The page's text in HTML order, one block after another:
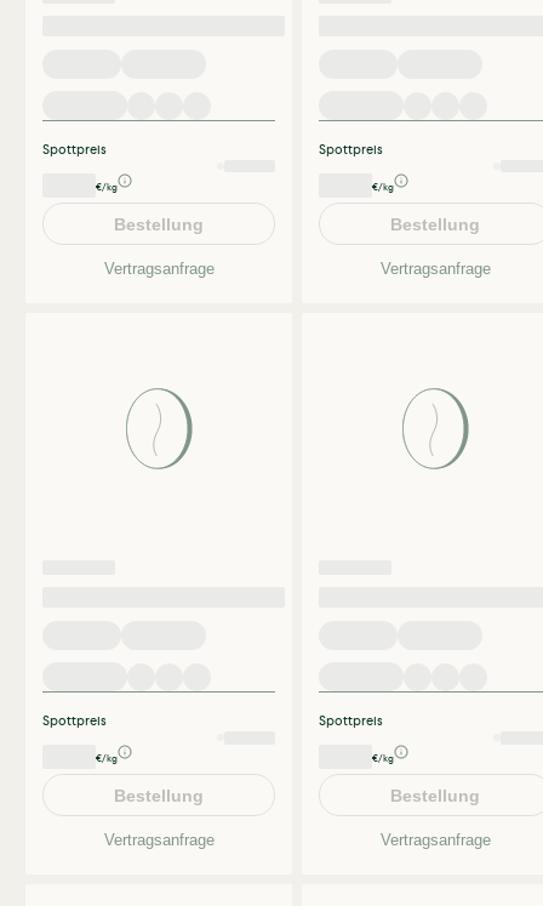
Spottpreis
€/kg
Bestellung
Vertragsanfrage
Spottpreis
€/kg
Bestellung
Vertragsanfrage
Spottpreis
€/kg
Bestellung
Vertragsanfrage
Spottpreis
€/kg
Bestellung
Vertragsanfrage